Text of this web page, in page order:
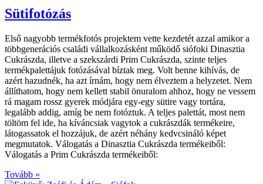
Sütifotózás
Első nagyobb termékfotós projektem vette kezdetét azzal amikor a
többgenerációs családi vállalkozásként működő siófoki Dinasztia
Cukrászda, illetve a szekszárdi Prim Cukrászda, szinte teljes
termékpalettájuk fotózásával bíztak meg. Volt benne kihívás, de
azért hazudnék, ha azt írnám, hogy nem élveztem a helyzetet. Nem
állíthatom, hogy nem kellett stabil önuralom ahhoz, hogy ne vessem
rá magam rossz gyerek módjára egy-egy sütire vagy tortára,
legalább addig, amíg be nem fotóztuk. A teljes palettát, most nem
töltöm fel ide, ha kíváncsiak vagytok a cukrászdák termékeire,
látogassatok el hozzájuk, de azért néhány kedvcsináló képet
megmutatok. Válogatás a Dinasztia Cukrászda termékeiből:
Válogatás a Prim Cukrászda termékeiből:
Tovább »